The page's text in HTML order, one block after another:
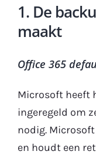
1. De
maakt
Office 365
Microsoft heeft
ingeregeld om
nodig.
en houdt een